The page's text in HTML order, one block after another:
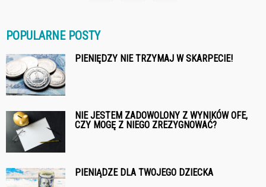
POPULARNE POSTY
PIENIĘDZY NIE TRZYMAJ W SKARPECIE!
NIE JESTEM ZADOWOLONY Z WYNIKÓW OFE,
CZY MOGĘ Z NIEGO ZREZYGNOWAĆ?
PIENIĄDZE DLA TWOJEGO DZIECKA